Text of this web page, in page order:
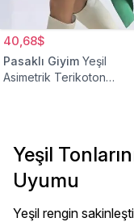
40,68$
Pasaklı Giyim Yeşil
Asimetrik Terikoton
Yeşil
Uyumu
Yeşil rengin